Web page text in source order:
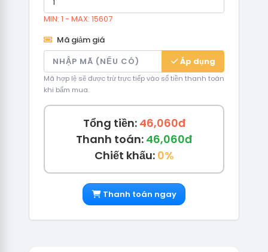
MIN: 1 - MAX: 15607
Mã giảm giá
Áp dụng
Mã hợp lệ sẽ được trừ trực tiếp vào số tiền thanh toán
khi bấm mua.
Tổng tiền: 46,060đ
Thanh toán: 46,060đ
Chiết khấu: 0%
Thanh toán ngay